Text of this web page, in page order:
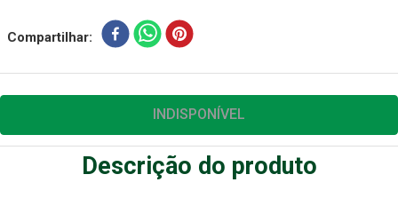
Compartilhar
INDISPONÍVEL
Descrição do produto